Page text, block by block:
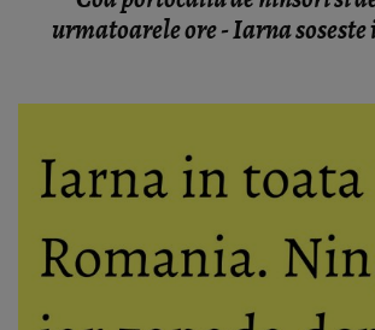
urmatoarele ore - Iarna